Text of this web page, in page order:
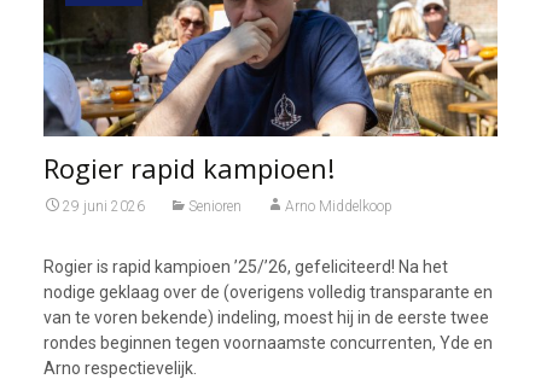
Rogier rapid kampioen!
29 juni 2026 Senioren Arno Middelkoop
Rogier is rapid kampioen ’25/’26, gefeliciteerd! Na het
nodige geklaag over de (overigens volledig transparante en
van te voren bekende) indeling, moest hij in de eerste twee
rondes beginnen tegen voornaamste concurrenten, Yde en
Arno respectievelijk.